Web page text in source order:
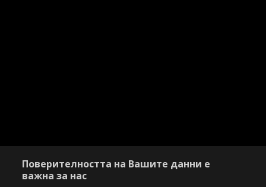
Поверителността на Вашите данни е
важна за нас